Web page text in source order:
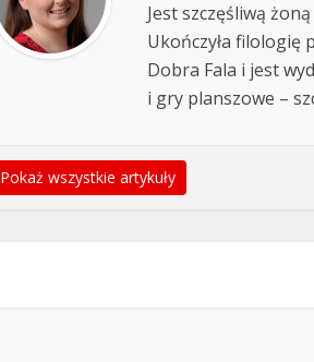
Jest szczęśliwą
Ukończyła filologię
Dobra Fala i jest
i gry planszowe –
Pokaż wszystkie artykuły